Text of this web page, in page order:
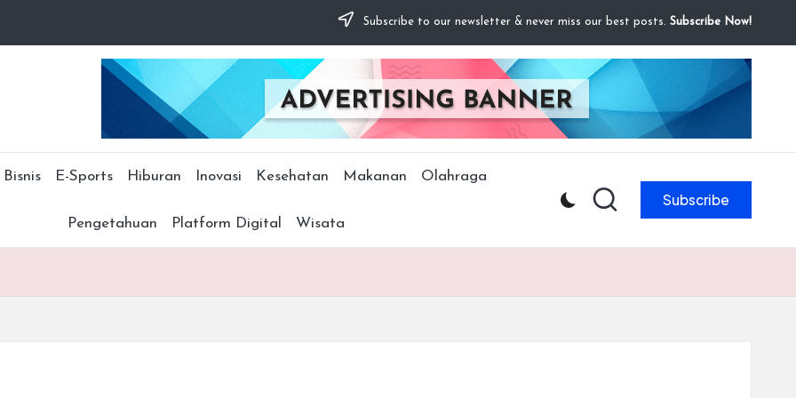
Subscribe to our newsletter & never miss our best posts. Subscribe Now!
Bisnis E-Sports Hiburan Inovasi Kesehatan Makanan Olahraga
Pengetahuan Platform Digital Wisata
Subscribe